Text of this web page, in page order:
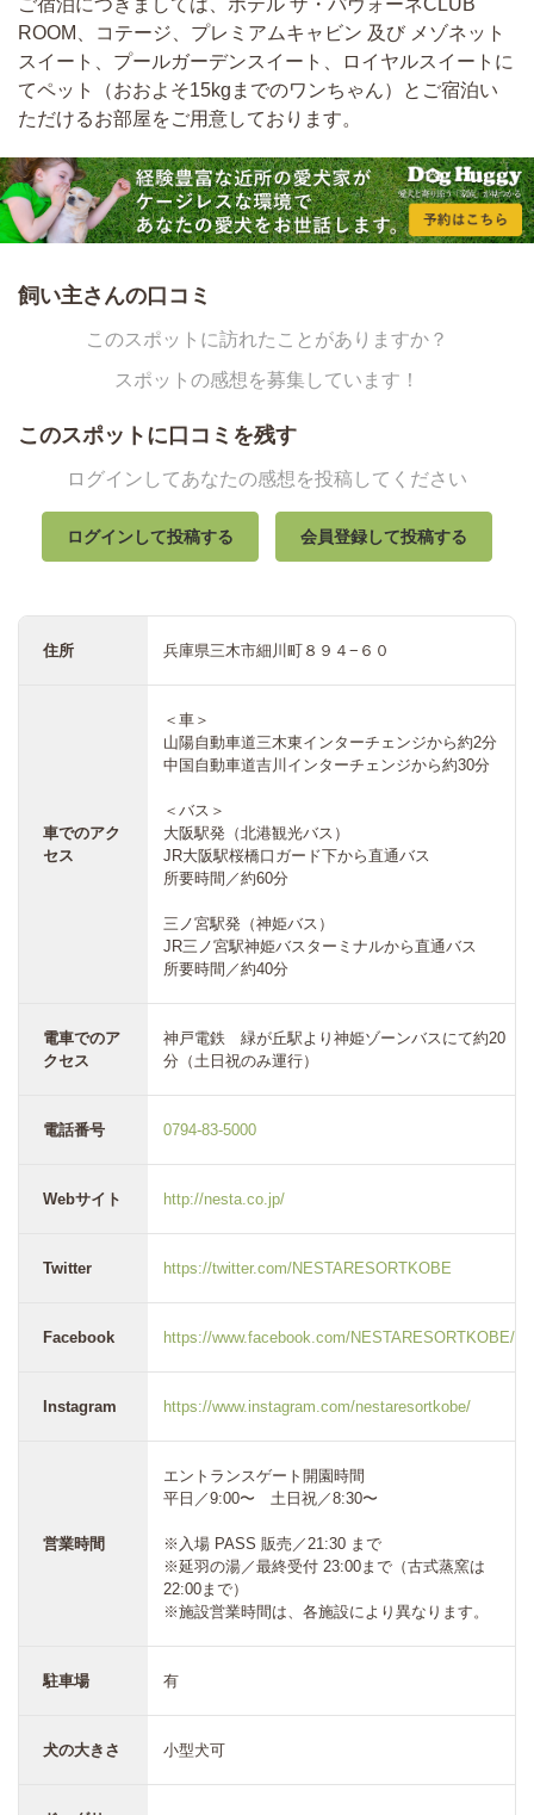
ご宿泊につきましては、ホテル ザ・パヴォーネCLUB
ROOM、コテージ、プレミアムキャビン 及び メゾネット
スイート、プールガーデンスイート、ロイヤルスイートに
てペット（おおよそ15kgまでのワンちゃん）とご宿泊い
ただけるお部屋をご用意しております。
飼い主さんの口コミ
このスポットに訪れたことがありますか？
スポットの感想を募集しています！
このスポットに口コミを残す
ログインしてあなたの感想を投稿してください
ログインして投稿する 会員登録して投稿する
住所 兵庫県三木市細川町８９４−６０
車でのアク
セス
＜車＞
山陽自動車道三木東インターチェンジから約2分
中国自動車道吉川インターチェンジから約30分
＜バス＞
大阪駅発（北港観光バス）
JR大阪駅桜橋口ガード下から直通バス
所要時間／約60分
三ノ宮駅発（神姫バス）
JR三ノ宮駅神姫バスターミナルから直通バス
所要時間／約40分
電車でのア
クセス
神戸電鉄 緑が丘駅より神姫ゾーンバスにて約20
分（土日祝のみ運行）
電話番号 0794-83-5000
Webサイト http://nesta.co.jp/
Twitter https://twitter.com/NESTARESORTKOBE
Facebook https://www.facebook.com/NESTARESORTKOBE/
Instagram https://www.instagram.com/nestaresortkobe/
営業時間
エントランスゲート開園時間
平日／9:00〜 土日祝／8:30〜
※入場 PASS 販売／21:30 まで
※延羽の湯／最終受付 23:00まで（古式蒸窯は
22:00まで）
※施設営業時間は、各施設により異なります。
駐車場 有
犬の大きさ 小型犬可